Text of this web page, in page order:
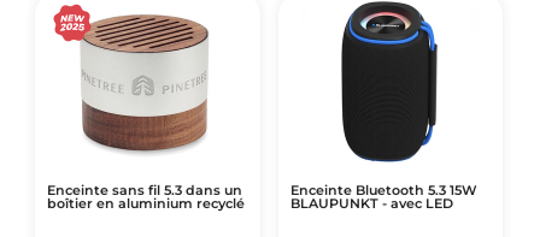
Enceinte sans fil 5.3 dans un
boîtier en aluminium recyclé
Enceinte Bluetooth 5.3 15W
BLAUPUNKT - avec LED